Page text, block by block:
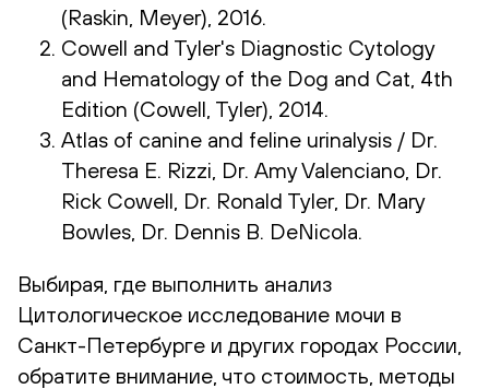
(Raskin, Meyer), 2016.
Cowell and Tyler's Diagnostic Cytology
and Hematology of the Dog and Cat, 4th
Edition (Cowell, Tyler), 2014.
Atlas of canine and feline urinalysis / Dr.
Theresa E. Rizzi, Dr. Amy Valenciano, Dr.
Rick Cowell, Dr. Ronald Tyler, Dr. Mary
Bowles, Dr. Dennis B. DeNicola.
Выбирая, где выполнить анализ
Цитологическое исследование мочи в
Санкт-Петербурге и других городах России,
обратите внимание, что стоимость, методы